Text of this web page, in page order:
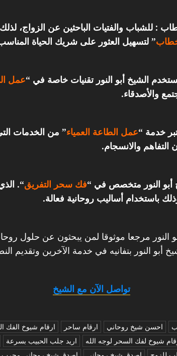
: للشباب والفتيات الباحثين عن الزواج،
” لتسهيل العثور على شريك الحياة
الشيخ أبو النور تقنيات خاصة في “عمل
والأصدقاء.
خدمة “عمل الطاعة العمياء” من الخدمات
التفاهم والانسجام.
أبو النور متخصص في “فك سحر التفريق“.
باستخدام أساليب روحانية فعالة.
النور مرجعا موثوقا لمن يبحثون عن حلول
أبو النور بتفانيه في خدمة الآخرين وتقديم
تواصل الآن مع الشيخ
احسن شيخ روحاني ارقام ساحر
ارقام شيوخ
شيوخ لفك السحر لوجه الله اريد جلب الحبيب بسرعة